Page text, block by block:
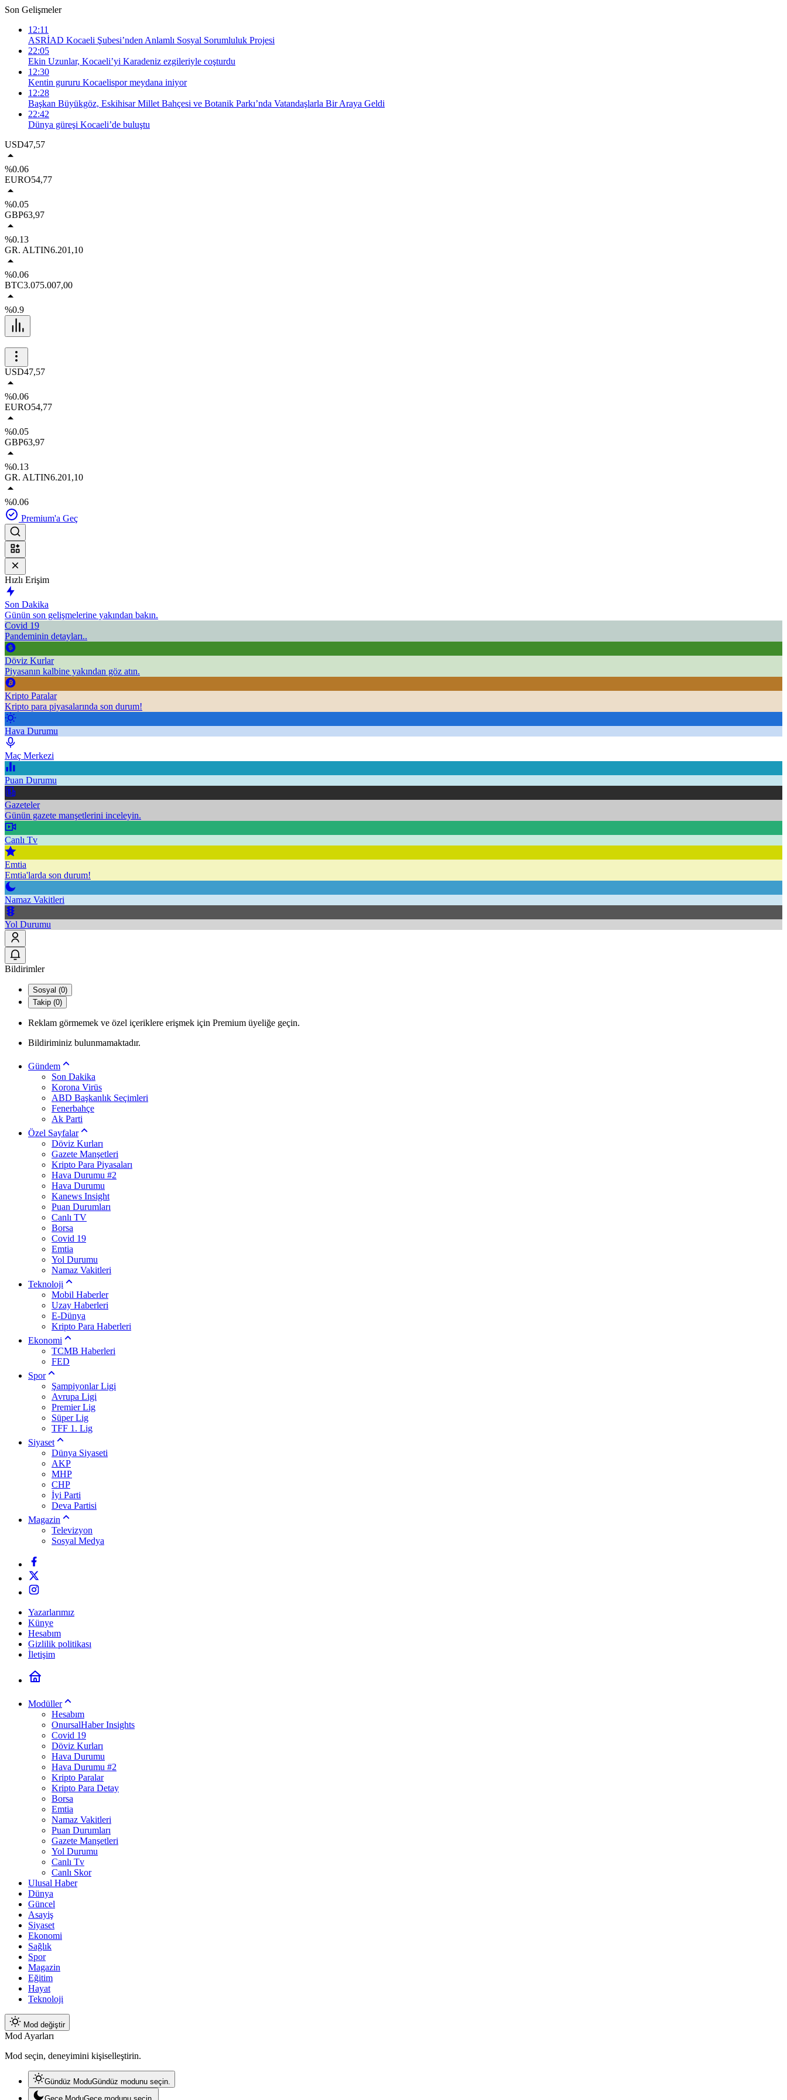
Son Gelişmeler
12:11
ASRİAD Kocaeli Şubesi’nden Anlamlı Sosyal Sorumluluk Projesi
22:05
Ekin Uzunlar, Kocaeli’yi Karadeniz ezgileriyle coşturdu
12:30
Kentin gururu Kocaelispor meydana iniyor
12:28
Başkan Büyükgöz, Eskihisar Millet Bahçesi ve Botanik Parkı’nda Vatandaşlarla Bir Araya Geldi
22:42
Dünya güreşi Kocaeli’de buluştu
USD47,57
%0.06
EURO54,77
%0.05
GBP63,97
%0.13
GR. ALTIN6.201,10
%0.06
BTC3.075.007,00
%0.9
USD47,57
%0.06
EURO54,77
%0.05
GBP63,97
%0.13
GR. ALTIN6.201,10
%0.06
Premium'a Geç
Hızlı Erişim
Son Dakika
Günün son gelişmelerine yakından bakın.
Covid 19
Pandeminin detayları..
Döviz Kurlar
Piyasanın kalbine yakından göz atın.
Kripto Paralar
Kripto para piyasalarında son durum!
Hava Durumu
Maç Merkezi
Puan Durumu
Gazeteler
Günün gazete manşetlerini inceleyin.
Canlı Tv
Emtia
Emtia'larda son durum!
Namaz Vakitleri
Yol Durumu
Bildirimler
Sosyal (0)
Takip (0)
Reklam görmemek ve özel içeriklere erişmek için Premium üyeliğe geçin.
Bildiriminiz bulunmamaktadır.
Gündem
Son Dakika
Korona Virüs
ABD Başkanlık Seçimleri
Fenerbahçe
Ak Parti
Özel Sayfalar
Döviz Kurları
Gazete Manşetleri
Kripto Para Piyasaları
Hava Durumu #2
Hava Durumu
Kanews Insight
Puan Durumları
Canlı TV
Borsa
Covid 19
Emtia
Yol Durumu
Namaz Vakitleri
Teknoloji
Mobil Haberler
Uzay Haberleri
E-Dünya
Kripto Para Haberleri
Ekonomi
TCMB Haberleri
FED
Spor
Şampiyonlar Ligi
Avrupa Ligi
Premier Lig
Süper Lig
TFF 1. Lig
Siyaset
Dünya Siyaseti
AKP
MHP
CHP
İyi Parti
Deva Partisi
Magazin
Televizyon
Sosyal Medya
Yazarlarımız
Künye
Hesabım
Gizlilik politikası
İletişim
Modüller
Hesabım
OnursalHaber Insights
Covid 19
Döviz Kurları
Hava Durumu
Hava Durumu #2
Kripto Paralar
Kripto Para Detay
Borsa
Emtia
Namaz Vakitleri
Puan Durumları
Gazete Manşetleri
Yol Durumu
Canlı Tv
Canlı Skor
Ulusal Haber
Dünya
Güncel
Asayiş
Siyaset
Ekonomi
Sağlık
Spor
Magazin
Eğitim
Hayat
Teknoloji
Mod değiştir
Mod Ayarları
Mod seçin, deneyimini kişiselleştirin.
Gündüz ModuGündüz modunu seçin.